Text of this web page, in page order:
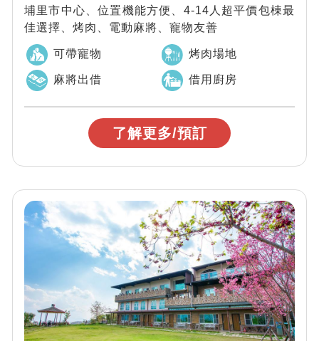
埔里市中心、位置機能方便、4-14人超平價包棟最
佳選擇、烤肉、電動麻將、寵物友善
可帶寵物 烤肉場地
麻將出借 借用廚房
了解更多/預訂